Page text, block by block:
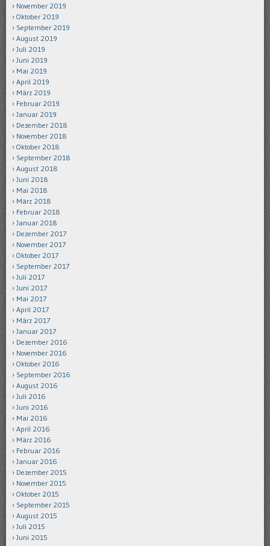
November 2019
Oktober 2019
September 2019
August 2019
Juli 2019
Juni 2019
Mai 2019
April 2019
März 2019
Februar 2019
Januar 2019
Dezember 2018
November 2018
Oktober 2018
September 2018
August 2018
Juni 2018
Mai 2018
März 2018
Februar 2018
Januar 2018
Dezember 2017
November 2017
Oktober 2017
September 2017
Juli 2017
Juni 2017
Mai 2017
April 2017
März 2017
Januar 2017
Dezember 2016
November 2016
Oktober 2016
September 2016
August 2016
Juli 2016
Juni 2016
Mai 2016
April 2016
März 2016
Februar 2016
Januar 2016
Dezember 2015
November 2015
Oktober 2015
September 2015
August 2015
Juli 2015
Juni 2015